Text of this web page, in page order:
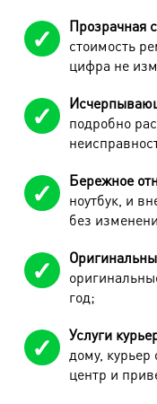
Прозрачная
стоимость
цифра не
подробно
Бережное
ноутбук, и
без
год;
Услуги
дому, курьер
центр и